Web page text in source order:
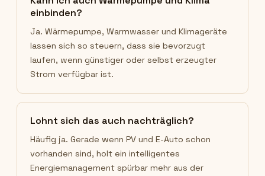
einbinden?
Ja. Wärmepumpe, Warmwasser und Klimageräte
lassen sich so steuern, dass sie bevorzugt
laufen, wenn günstiger oder selbst erzeugter
Strom verfügbar ist.
Lohnt sich das auch nachträglich?
Häufig ja. Gerade wenn PV und E-Auto schon
vorhanden sind, holt ein intelligentes
Energiemanagement spürbar mehr aus der